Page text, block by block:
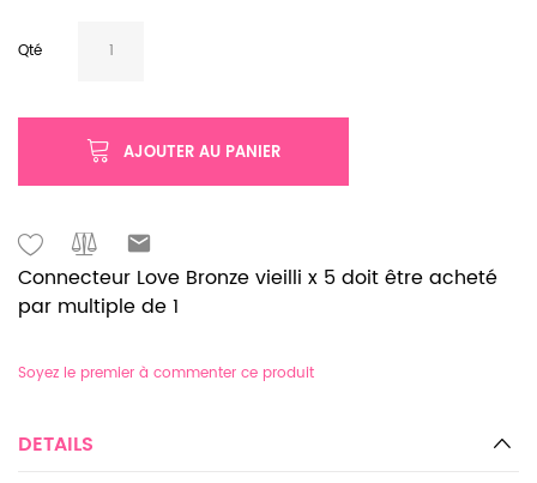
Qté
AJOUTER AU PANIER
Connecteur Love Bronze vieilli x 5 doit être acheté
par multiple de 1
Soyez le premier à commenter ce produit
DETAILS